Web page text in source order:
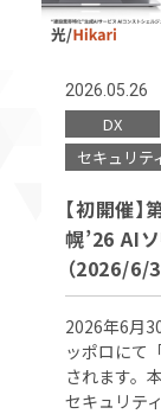
2026.05.26
DX
セキュリテ
【初開催
幌’26 AI
（2026/6/
2026年6月
ッポロにて
されます。
セキュリテ